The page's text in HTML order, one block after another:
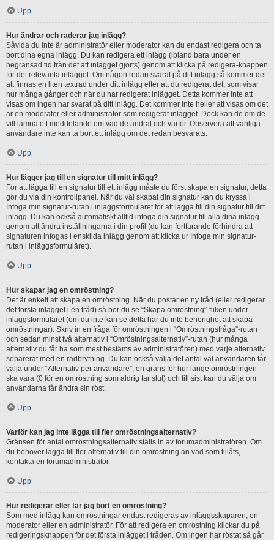
Upp
Hur ändrar och raderar jag inlägg?
Såvida du inte är administratör eller moderator kan du endast redigera och ta
bort dina egna inlägg. Du kan redigera ett inlägg (ibland bara under en
begränsad tid från det att inlägget gjorts) genom att klicka på redigera-knappen
för det relevanta inlägget. Om någon redan svarat på ditt inlägg så kommer det
att finnas en liten textrad under ditt inlägg efter att du redigerat det, som visar
hur många gånger och när du har redigerat inlägget. Detta kommer inte att
visas om ingen har svarat på ditt inlägg. Det kommer inte heller att visas om det
är en moderator eller administratör som redigerat inlägget. Dock kan de om de
vill lämna ett meddelande om vad de ändrat och varför. Observera att vanliga
användare inte kan ta bort ett inlägg om det redan besvarats.
Upp
Hur lägger jag till en signatur till mitt inlägg?
För att lägga till en signatur till ett inlägg måste du först skapa en signatur, detta
gör du via din kontrollpanel. När du väl skapat din signatur kan du kryssa i
Infoga min signatur-rutan i inläggsformuläret för att lägga till din signatur till ditt
inlägg. Du kan också automatiskt alltid infoga din signatur till alla dina inlägg
genom att ändra inställningarna i din profil (du kan fortfarande förhindra att
signaturen infogas i enskilda inlägg genom att klicka ur Infoga min signatur-
rutan i inläggsformuläret).
Upp
Hur skapar jag en omröstning?
Det är enkelt att skapa en omröstning. När du postar en ny tråd (eller redigerar
det första inlägget i en tråd) så bör du se “Skapa omröstning”-fliken under
inläggsformuläret (om du inte kan se detta har du inte behörighet att skapa
omröstningar). Skriv in en fråga för omröstningen i “Omröstningsfråga”-rutan
och sedan minst två alternativ i “Omröstningsalternativ”-rutan (hur många
alternativ du får ha som mest bestäms av administratören) med varje alternativ
separerat med en radbrytning. Du kan också välja det antal val användaren får
välja under “Alternativ per användare”, en gräns för hur länge omröstningen
ska vara (0 för en omröstning som aldrig tar slut) och till sist kan du välja om
användarna får ändra sin röst.
Upp
Varför kan jag inte lägga till fler omröstningsalternativ?
Gränsen för antal omröstningsalternativ ställs in av forumadministratören. Om
du behöver lägga till fler alternativ till din omröstning än vad som tillåts,
kontakta en forumadministratör.
Upp
Hur redigerar eller tar jag bort en omröstning?
Som med inlägg kan omröstningar endast redigeras av inläggsskaparen, en
moderator eller en administratör. För att redigera en omröstning klickar du på
redigeringsknappen för det första inlägget i tråden. Om ingen har röstat så går